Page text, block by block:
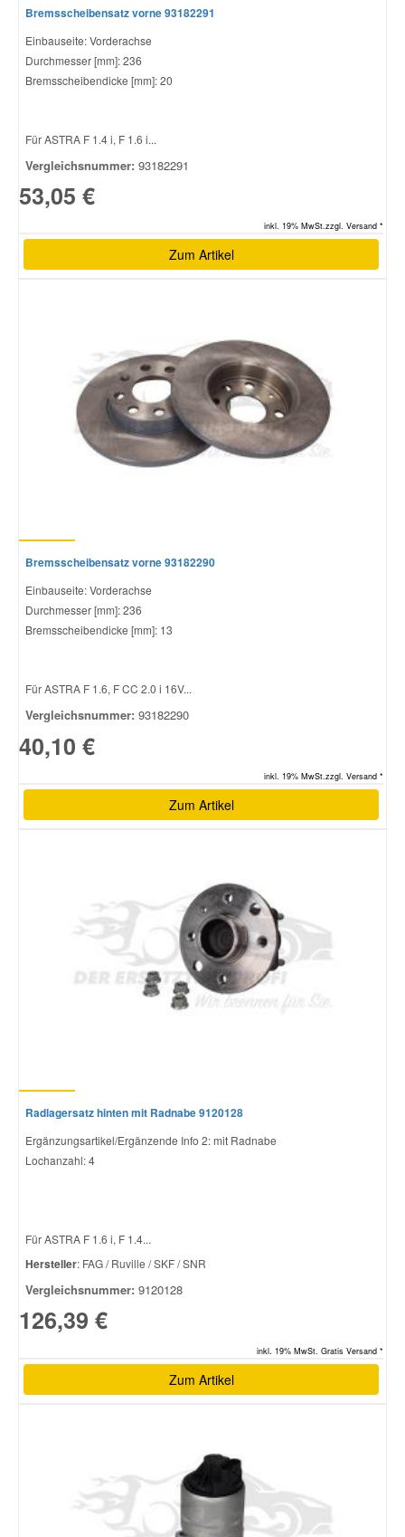
Bremsscheibensatz vorne 93182291
Einbauseite: Vorderachse
Durchmesser [mm]: 236
Bremsscheibendicke [mm]: 20
Für ASTRA F 1.4 i, F 1.6 i...
Vergleichsnummer: 93182291
53,05 €
inkl. 19% MwSt.zzgl. Versand *
Zum Artikel
Bremsscheibensatz vorne 93182290
Einbauseite: Vorderachse
Durchmesser [mm]: 236
Bremsscheibendicke [mm]: 13
Für ASTRA F 1.6, F CC 2.0 i 16V...
Vergleichsnummer: 93182290
40,10 €
inkl. 19% MwSt.zzgl. Versand *
Zum Artikel
Radlagersatz hinten mit Radnabe 9120128
Ergänzungsartikel/Ergänzende Info 2: mit Radnabe
Lochanzahl: 4
Für ASTRA F 1.6 i, F 1.4...
Hersteller: FAG / Ruville / SKF / SNR
Vergleichsnummer: 9120128
126,39 €
inkl. 19% MwSt. Gratis Versand *
Zum Artikel